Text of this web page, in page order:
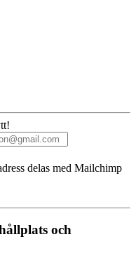
delas med Mailchimp
och